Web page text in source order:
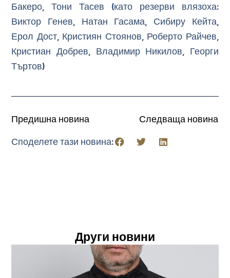
Бакеро, Тони Тасев (като резерви влязоха:
Виктор Генев, Натан Гасама, Сибиру Кейта,
Ерол Дост, Кристиян Стоянов, Роберто Райчев,
Кристиан Добрев, Владимир Никилов, Георги
Търтов)
Предишна новина Следваща новина
Споделете тази новина:
Други новини